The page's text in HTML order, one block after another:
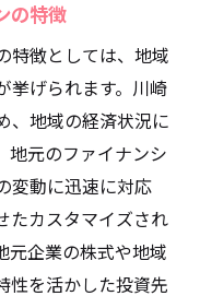
の特徴
特徴としては、地域
挙げられます。川崎
、地域の経済状況に
地元のファイナンシ
変動に迅速に対応
たカスタマイズされ
元企業の株式や地域
性を活かした投資先